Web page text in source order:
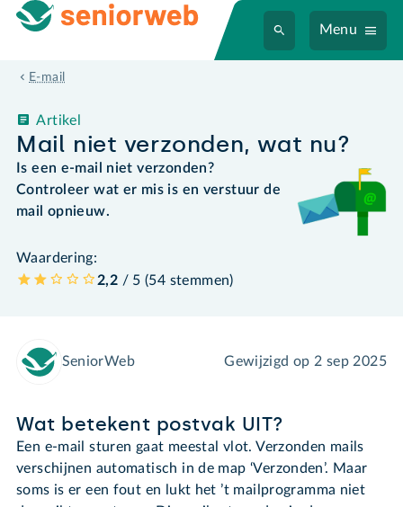
Menu
E-mail
Mail niet verzonden, wat nu?
Artikel
Is een e-mail niet verzonden?
Controleer wat er mis is en verstuur de
mail opnieuw.
Waardering:
2,2 / 5 (54 stemmen)
SeniorWeb Gewijzigd op2 sep 2025
Wat betekent postvak UIT?
Een e-mail sturen gaat meestal vlot. Verzonden mails
verschijnen automatisch in de map ‘Verzonden’. Maar
soms is er een fout en lukt het ’t mailprogramma niet